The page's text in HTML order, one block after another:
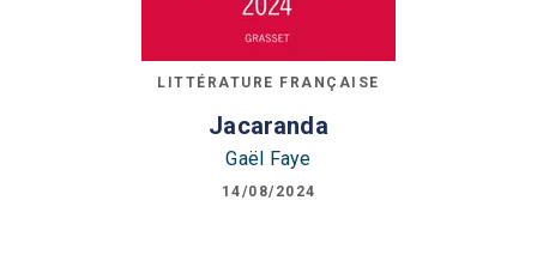
LITTÉRATURE FRANÇAISE
Jacaranda
Gaël Faye
14/08/2024